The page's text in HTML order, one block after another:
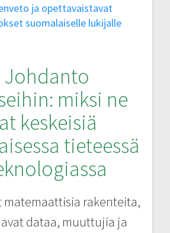
ja opettavaistavat
suomalaiselle lukijalle
Johdanto
miksi ne
keskeisiä
tieteessä
matemaattisia rakenteita,
dataa, muuttujia ja